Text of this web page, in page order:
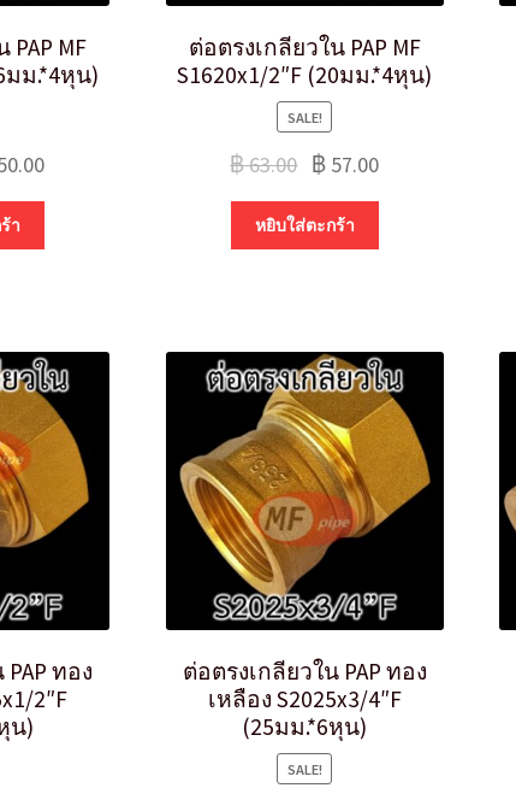
MF
มม.*4หุน)
า
ต่อตรงเกลียวใน PAP MF
S1620x1/2″F (20มม.*4หุน)
SALE!
฿63.00 ฿ 57.00
หยิบใส่ตะกร้า
ทอง
2″F
น)
ต่อตรงเกลียวใน PAP ทอง
เหลือง S2025x3/4″F
(25มม.*6หุน)
SALE!